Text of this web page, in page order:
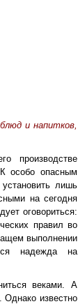
и напитков,
производстве
особо опасным
лишь
на сегодня
оговориться:
правил во
выполнении
надежда на
веками. А
Однако известно